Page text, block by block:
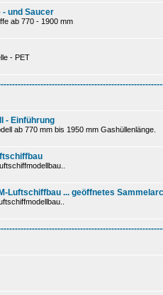
- und Saucer
ab 770 - 1900 mm
- PET
- Einführung
ab 770 mm bis 1950 mm Gashüllenlänge.
Luftschiffbau ... geöffnetes